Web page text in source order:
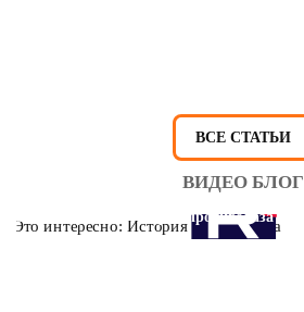
ВСЕ СТАТЬИ
ВИДЕО БЛОГ
Это интересно: История противогаза